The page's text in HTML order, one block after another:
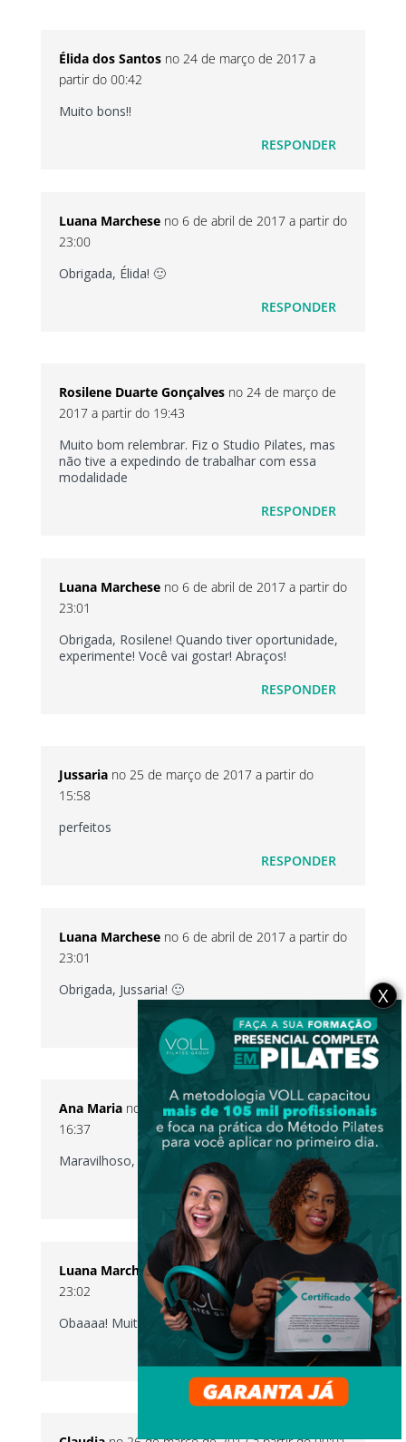
Élida dos Santos no 24 de março de 2017 a
partir do 00:42
Muito bons!!
RESPONDER
Luana Marchese no 6 de abril de 2017 a partir do
23:00
Obrigada, Élida! 🙂
RESPONDER
Rosilene Duarte Gonçalves no 24 de março de
2017 a partir do 19:43
Muito bom relembrar. Fiz o Studio Pilates, mas
não tive a expedindo de trabalhar com essa
modalidade
RESPONDER
Luana Marchese no 6 de abril de 2017 a partir do
23:01
Obrigada, Rosilene! Quando tiver oportunidade,
experimente! Você vai gostar! Abraços!
RESPONDER
Jussaria no 25 de março de 2017 a partir do
15:58
perfeitos
RESPONDER
Luana Marchese no 6 de abril de 2017 a partir do
23:01
Obrigada, Jussaria! 🙂
RESPONDER
Ana Maria no 25 de março de 2017 a partir do
16:37
Maravilhoso, parabéns!
RESPONDER
Luana Marchese
no 6 de abril de 2017 a partir do
23:02
Obaaaa! Muito obrigada, Ana Maria!
RESPONDER
X